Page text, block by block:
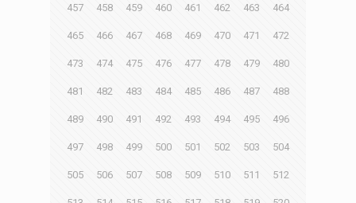
457 458 459 460 461 462 463 464
465 466 467 468 469 470 471 472
473 474 475 476 477 478 479 480
481 482 483 484 485 486 487 488
489 490 491 492 493 494 495 496
497 498 499 500 501 502 503 504
505 506 507 508 509 510 511 512